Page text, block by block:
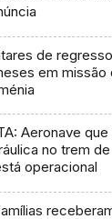
de
em missão
Aeronave
no trem
operacional